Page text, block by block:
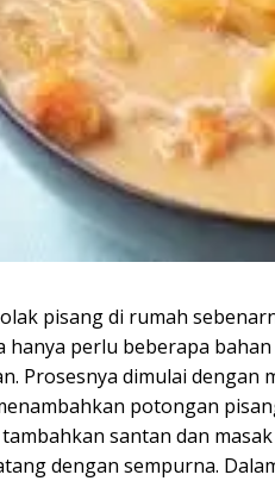
pisang di rumah
hanya perlu beberapa
Prosesnya dimulai
potongan
santan dan
dengan sempurna.